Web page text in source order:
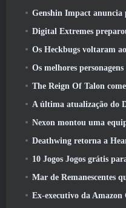
Genshin Impact anuncia
Digital Extremes preparou algumas
Os Heckbugs voltaram ao Trove
Os melhores personagens
The Reign Of Talon começa hoje com
A última atualização do
Nexon montou uma equipe de desenvolvimento
Deathwing retorna a
10 Jogos Jogos grátis para jogar que você
Mar de Remanescentes
Ex-executivo da Amazon Games